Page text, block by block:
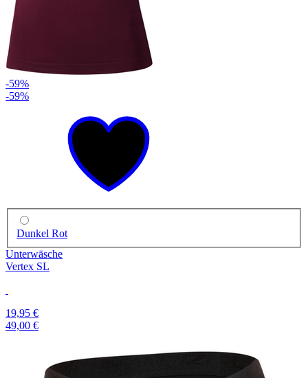
-59%
-59%
Dunkel Rot
Unterwäsche
Vertex SL
19,95 €
49,00 €